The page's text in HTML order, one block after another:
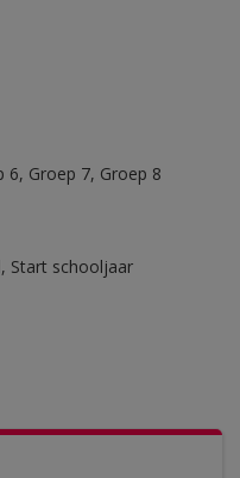
6, Groep 7, Groep 8
, Start schooljaar